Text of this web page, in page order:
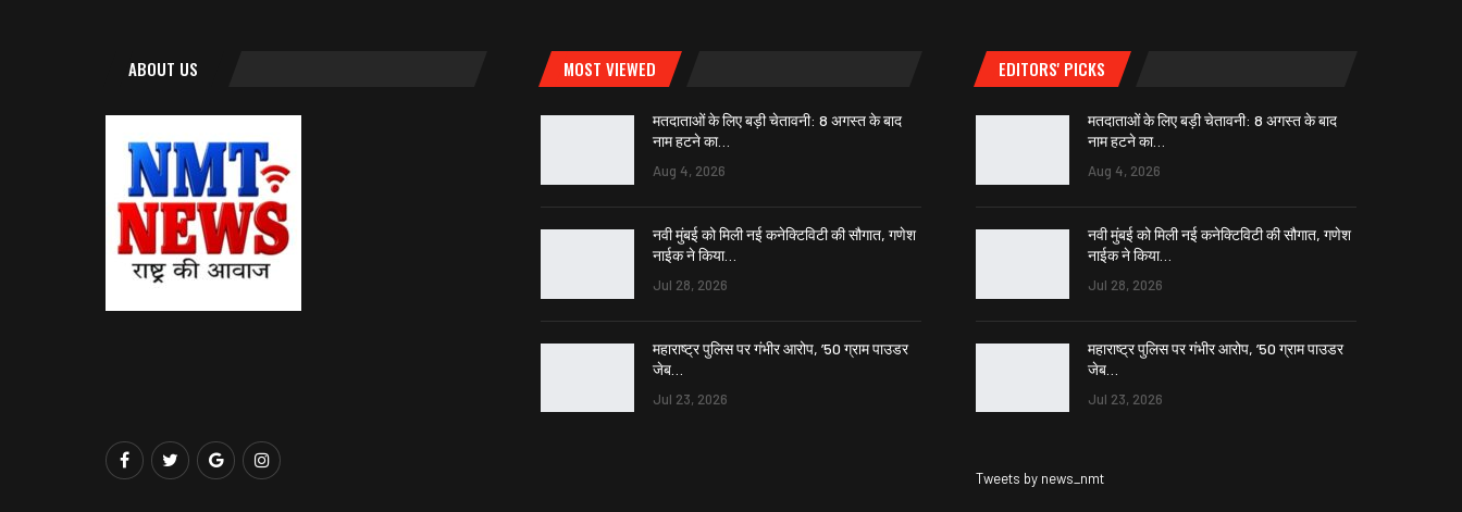
ABOUT US MOST VIEWED
मतदाताओं के लिए बड़ी चेतावनी: 8 अगस्त के बाद
नाम हटने का…
Aug 4, 2026
नवी मुंबई को मिली नई कनेक्टिविटी की सौगात, गणेश
नाईक ने किया…
Jul 28, 2026
महाराष्ट्र पुलिस पर गंभीर आरोप, ’50 ग्राम पाउडर
जेब…
Jul 23, 2026
EDITORS' PICKS
मतदाताओं के लिए बड़ी चेतावनी: 8 अगस्त के बाद
नाम हटने का…
Aug 4, 2026
नवी मुंबई को मिली नई कनेक्टिविटी की सौगात, गणेश
नाईक ने किया…
Jul 28, 2026
महाराष्ट्र पुलिस पर गंभीर आरोप, ’50 ग्राम पाउडर
जेब…
Jul 23, 2026
Tweets by news_nmt